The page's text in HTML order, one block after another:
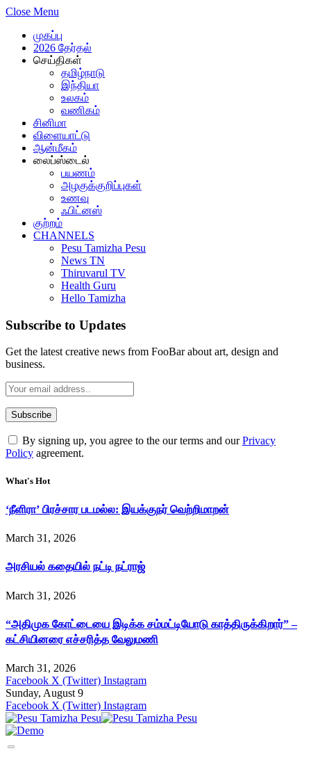
Close Menu
முகப்பு
2026 தேர்தல்
செய்திகள்
தமிழ்நாடு
இந்தியா
உலகம்
வணிகம்
சினிமா
விளையாட்டு
ஆன்மீகம்
லைப்ஸ்டைல்
பயணம்
அழகுக்குறிப்புகள்
உணவு
ஃபிட்னஸ்
குற்றம்
CHANNELS
Pesu Tamizha Pesu
News TN
Thiruvarul TV
Health Guru
Hello Tamizha
Subscribe to Updates
Get the latest creative news from FooBar about art, design and
business.
By signing up, you agree to the our terms and ourPrivacy
Policy agreement.
What's Hot
‘நீளிரா’ பிரச்சார படமல்ல: இயக்குநர் வெற்றிமாறன்
March 31, 2026
அரசியல் கதையில் நட்டி நட்ராஜ்
March 31, 2026
“அதிமுக கோட்டையை இடிக்க சம்மட்டியோடு காத்திருக்கிறார்” –
கட்சியினரை எச்சரித்த வேலுமணி
March 31, 2026
Facebook X (Twitter) Instagram
Sunday, August 9
Facebook X (Twitter) Instagram